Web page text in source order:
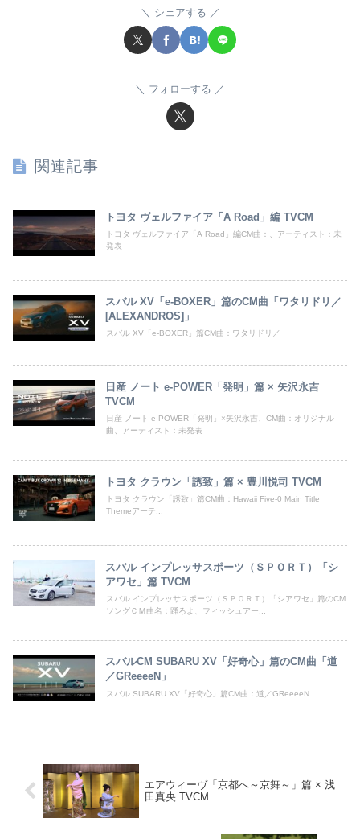
シェアする
フォローする
関連記事
トヨタ ヴェルファイア「A Road」編 TVCM
トヨタ ヴェルファイア「A Road」編CM曲：、アーティスト：未
発表
スバル XV「e-BOXER」篇のCM曲「ワタリドリ／
[ALEXANDROS]」
スバル XV「e-BOXER」篇CM曲：ワタリドリ／
日産 ノート e-POWER「発明」篇 × 矢沢永吉
TVCM
日産 ノート e-POWER「発明」×矢沢永吉、CM曲：オリジナル
曲、アーティスト：未発表
トヨタ クラウン「誘致」篇 × 豊川悦司 TVCM
トヨタ クラウン「誘致」篇CM曲：Hawaii Five-0 Main Title
Themeアーテ...
スバル インプレッサスポーツ（ＳＰＯＲＴ）「シ
アワセ」篇 TVCM
スバル インプレッサスポーツ（ＳＰＯＲＴ）「シアワセ」篇のCM
ソングＣＭ曲名：踊ろよ、フィッシュアー...
スバルCM SUBARU XV「好奇心」篇のCM曲「道
／GReeeeN」
スバル SUBARU XV「好奇心」篇CM曲：道／GReeeeN
エアウィーヴ「京都へ～京舞～」篇 × 浅
田真央 TVCM